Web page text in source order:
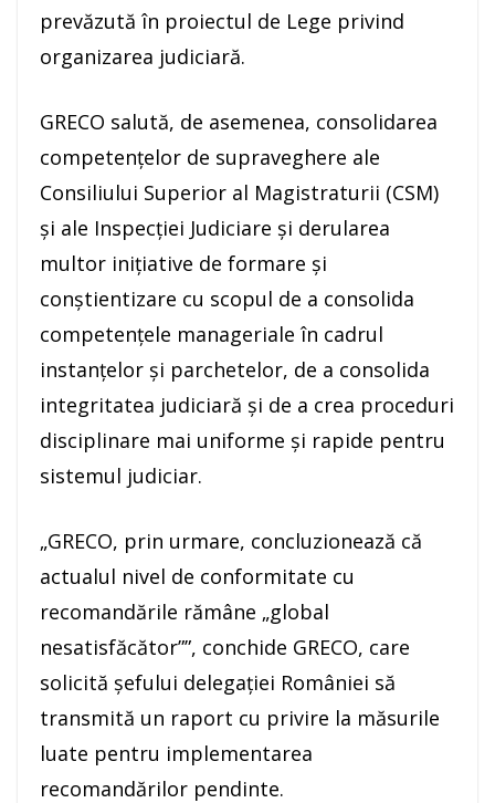
prevăzută în proiectul de Lege privind
organizarea judiciară.
GRECO salută, de asemenea, consolidarea
competenţelor de supraveghere ale
Consiliului Superior al Magistraturii (CSM)
şi ale Inspecţiei Judiciare şi derularea
multor iniţiative de formare şi
conştientizare cu scopul de a consolida
competenţele manageriale în cadrul
instanţelor şi parchetelor, de a consolida
integritatea judiciară şi de a crea proceduri
disciplinare mai uniforme şi rapide pentru
sistemul judiciar.
„GRECO, prin urmare, concluzionează că
actualul nivel de conformitate cu
recomandările rămâne „global
nesatisfăcător””, conchide GRECO, care
solicită şefului delegaţiei României să
transmită un raport cu privire la măsurile
luate pentru implementarea
recomandărilor pendinte.